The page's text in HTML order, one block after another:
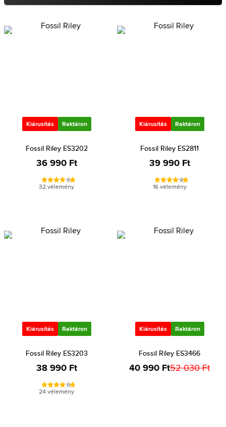
Kiárusítás Raktáron
Fossil Riley ES3202
36 990 Ft
32 vélemény
Kiárusítás Raktáron
Fossil Riley ES2811
39 990 Ft
16 vélemény
Kiárusítás Raktáron
Fossil Riley ES3203
38 990 Ft
24 vélemény
Kiárusítás Raktáron
Fossil Riley ES3466
40 990 Ft52 030 Ft